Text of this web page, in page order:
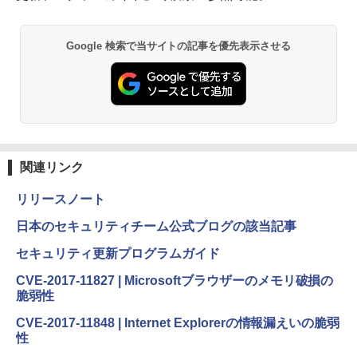
Google 検索で当サイトの記事を優先表示させる
関連リンク
リリースノート
日本のセキュリティチーム公式ブログの該当記事
セキュリティ更新プログラムガイド
CVE-2017-11827 | Microsoftブラウザーのメモリ破損の
脆弱性
CVE-2017-11848 | Internet Explorerの情報漏えいの脆弱
性